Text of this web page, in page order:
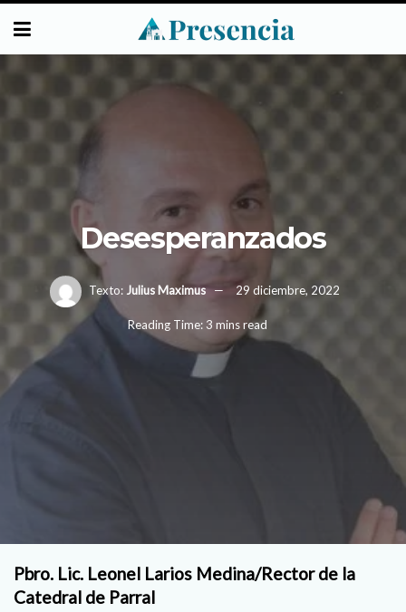
Desesperanzados
Texto: Julius Maximus 29 diciembre, 2022
Reading Time: 3 mins read
Pbro. Lic. Leonel Larios Medina/Rector de la
Catedral de Parral